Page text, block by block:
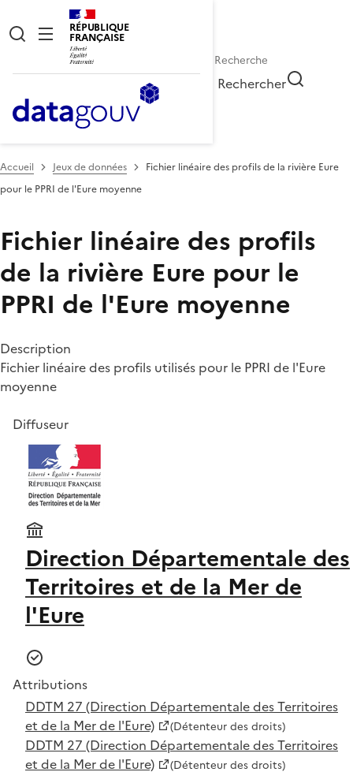
RÉPUBLIQUE
FRANÇAISE
Rechercher
Accueil Jeux de données
Fichier linéaire des profils de la rivière Eure
pour le PPRI de l'Eure moyenne
Fichier linéaire des profils
de la rivière Eure pour le
PPRI de l'Eure moyenne
Description
Fichier linéaire des profils utilisés pour le PPRI de l'Eure
moyenne
Diffuseur
Direction Départementale des
Territoires et de la Mer de
l'Eure
Attributions
DDTM 27 (Direction Départementale des Territoires
et de la Mer de l'Eure)
(Détenteur des droits)
DDTM 27 (Direction Départementale des Territoires
et de la Mer de l'Eure)
(Détenteur des droits)